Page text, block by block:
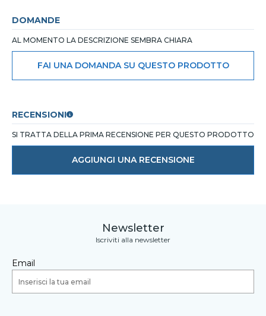
DOMANDE
AL MOMENTO LA DESCRIZIONE SEMBRA CHIARA
FAI UNA DOMANDA SU QUESTO PRODOTTO
RECENSIONI
SI TRATTA DELLA PRIMA RECENSIONE PER QUESTO PRODOTTO
AGGIUNGI UNA RECENSIONE
Newsletter
Iscriviti alla newsletter
Email